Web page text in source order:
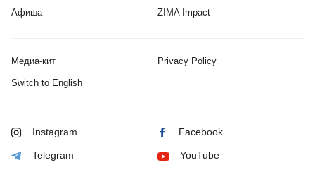
Афиша ZIMA Impact
Медиа-кит Privacy Policy
Switch to English
Instagram Facebook
Telegram YouTube